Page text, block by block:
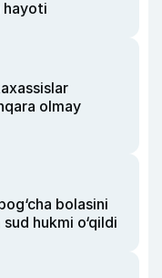
hayoti
olmay
bolasini
hukmi o‘qildi